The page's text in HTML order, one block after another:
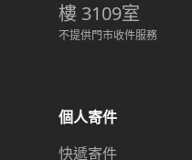
樓 3109室
不提供門市收件服務
個人寄件
快遞寄件